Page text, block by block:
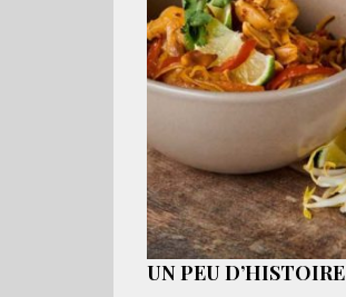
UN PEU D’HISTOIRE